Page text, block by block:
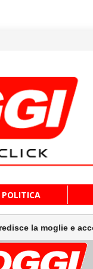
POLITICA
moglie e accoltella il